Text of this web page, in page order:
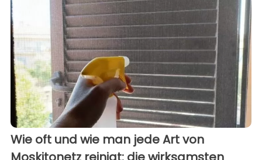
Wie oft und wie man jede Art von